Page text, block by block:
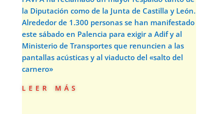
la Diputación como de la Junta de Castilla y León.
Alrededor de 1.300 personas se han manifestado
este sábado en Palencia para exigir a Adif y al
Ministerio de Transportes que renuncien a las
pantallas acústicas y al viaducto del «salto del
carnero»
leer más